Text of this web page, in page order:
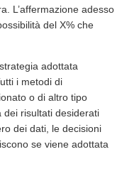
L’affermazione adesso
del X% che
adottata
i metodi di
o di altro tipo
dei risultati desiderati
dei dati, le decisioni
se viene adottata